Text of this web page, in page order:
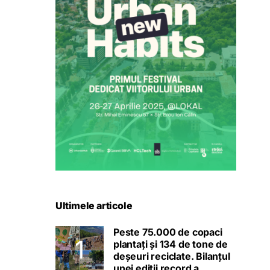
Ultimele articole
Peste 75.000 de copaci
plantați și 134 de tone de
deșeuri reciclate. Bilanțul